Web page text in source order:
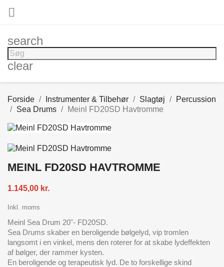

search
clear
Forside Instrumenter & Tilbehør Slagtøj
Percussion
Sea Drums
Meinl FD20SD Havtromme
MEINL FD20SD HAVTROMME
1.145,00 kr.
Inkl. moms
Meinl Sea Drum 20"- FD20SD.
Sea Drums skaber en beroligende bølgelyd, vip tromlen
langsomt i en vinkel, mens den roterer for at skabe lydeffekten
af ​​bølger, der rammer kysten.
En beroligende og terapeutisk lyd. De to forskellige skind